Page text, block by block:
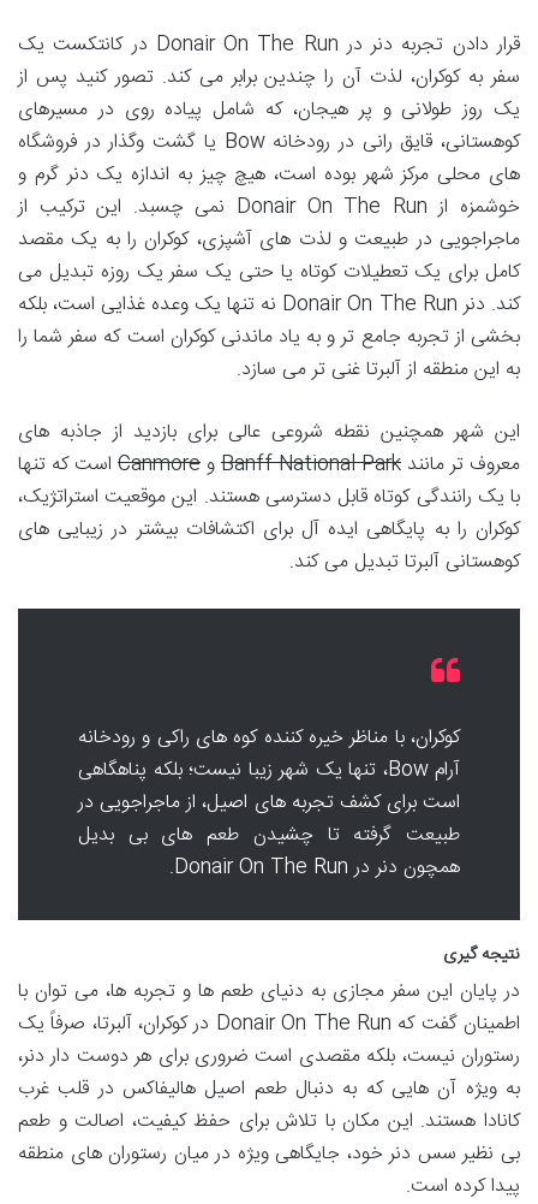
قرار دادن تجربه دنر در Donair On The Run در کانتکست یک
سفر به کوکران، لذت آن را چندین برابر می کند. تصور کنید پس از
یک روز طولانی و پر هیجان، که شامل پیاده روی در مسیرهای
کوهستانی، قایق رانی در رودخانه Bow یا گشت وگذار در فروشگاه
های محلی مرکز شهر بوده است، هیچ چیز به اندازه یک دنر گرم و
خوشمزه از Donair On The Run نمی چسبد. این ترکیب از
ماجراجویی در طبیعت و لذت های آشپزی، کوکران را به یک مقصد
کامل برای یک تعطیلات کوتاه یا حتی یک سفر یک روزه تبدیل می
کند. دنر Donair On The Run نه تنها یک وعده غذایی است، بلکه
بخشی از تجربه جامع تر و به یاد ماندنی کوکران است که سفر شما را
به این منطقه از آلبرتا غنی تر می سازد.
این شهر همچنین نقطه شروعی عالی برای بازدید از جاذبه های
معروف تر مانند Banff National ParkوCanmore است که تنها
با یک رانندگی کوتاه قابل دسترسی هستند. این موقعیت استراتژیک،
کوکران را به پایگاهی ایده آل برای اکتشافات بیشتر در زیبایی های
کوهستانی آلبرتا تبدیل می کند.
کوکران، با مناظر خیره کننده کوه های راکی و رودخانه
آرام Bow، تنها یک شهر زیبا نیست؛ بلکه پناهگاهی
است برای کشف تجربه های اصیل، از ماجراجویی در
طبیعت گرفته تا چشیدن طعم های بی بدیل
همچون دنر در Donair On The Run.
نتیجه گیری
در پایان این سفر مجازی به دنیای طعم ها و تجربه ها، می توان با
اطمینان گفت که Donair On The Run در کوکران، آلبرتا، صرفاً یک
رستوران نیست، بلکه مقصدی است ضروری برای هر دوست دار دنر،
به ویژه آن هایی که به دنبال طعم اصیل هالیفاکس در قلب غرب
کانادا هستند. این مکان با تلاش برای حفظ کیفیت، اصالت و طعم
بی نظیر سس دنر خود، جایگاهی ویژه در میان رستوران های منطقه
پیدا کرده است.